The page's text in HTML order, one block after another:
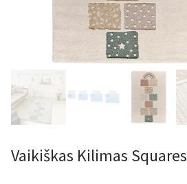
Vaikiškas Kilimas Squares